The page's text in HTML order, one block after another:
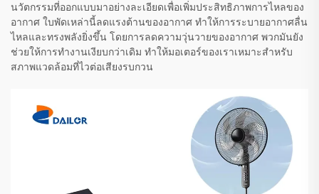
นวัตกรรมที่ออกแบบมาอย่างละเอียดเพื่อเพิ่มประสิทธิภาพการไหลของ
อากาศ ใบพัดเหล่านี้ลดแรงต้านของอากาศ ทำให้การระบายอากาศลื่น
ไหลและทรงพลังยิ่งขึ้น โดยการลดความวุ่นวายของอากาศ พวกมันยัง
ช่วยให้การทำงานเงียบกว่าเดิม ทำให้มอเตอร์ของเราเหมาะสำหรับ
สภาพแวดล้อมที่ไวต่อเสียงรบกวน